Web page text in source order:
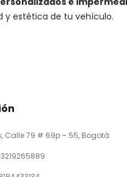
y estética de tu vehículo.
Calle 79 # 69p – 55, Bogotá